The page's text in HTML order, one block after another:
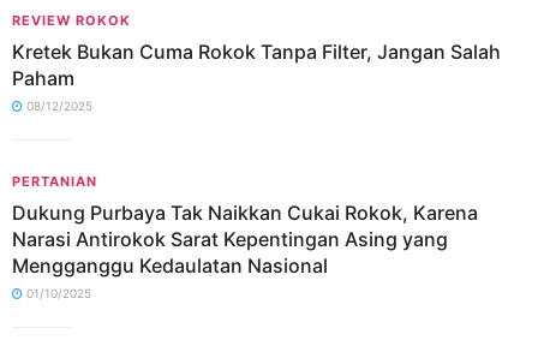
REVIEW ROKOK
Kretek Bukan Cuma Rokok Tanpa Filter, Jangan Salah
Paham
08/12/2025
PERTANIAN
Dukung Purbaya Tak Naikkan Cukai Rokok, Karena
Narasi Antirokok Sarat Kepentingan Asing yang
Mengganggu Kedaulatan Nasional
01/10/2025